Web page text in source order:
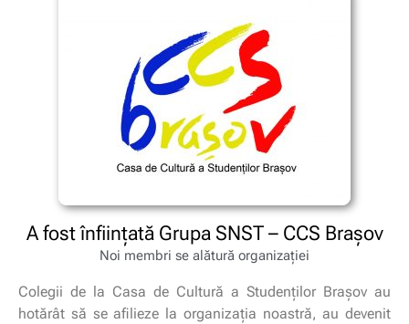
A fost înființată Grupa SNST – CCS Brașov
Noi membri se alătură organizației
Colegii de la Casa de Cultură a Studenților Brașov au
hotărât să se afilieze la organizaţia noastră, au devenit